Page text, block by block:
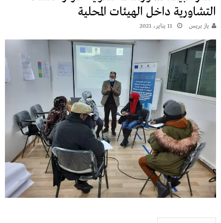
التشاورية داخل الهيئات المحلية
يـاز بريـس 11 يناير، 2021